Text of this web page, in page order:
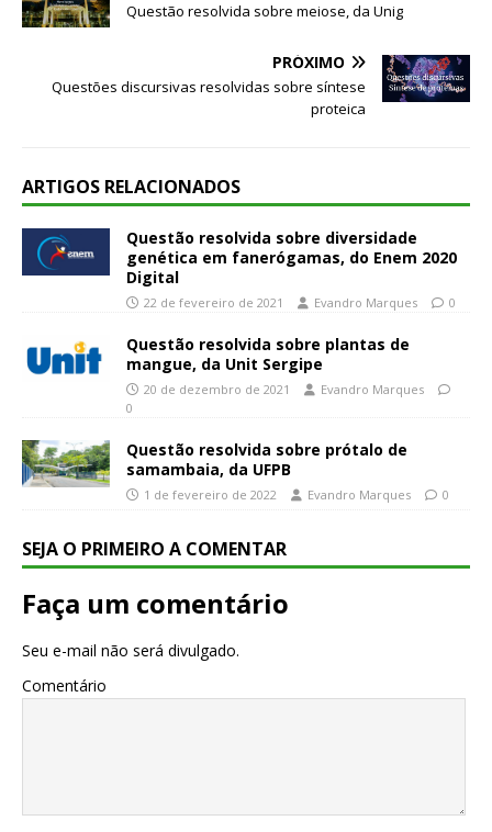
Questão resolvida sobre meiose, da Unig
PRÓXIMO
Questões discursivas resolvidas sobre síntese
proteica
ARTIGOS RELACIONADOS
Questão resolvida sobre diversidade
genética em fanerógamas, do Enem 2020
Digital
22 de fevereiro de 2021 Evandro Marques 0
Questão resolvida sobre plantas de
mangue, da Unit Sergipe
20 de dezembro de 2021
Evandro Marques
0
Questão resolvida sobre prótalo de
samambaia, da UFPB
1 de fevereiro de 2022 Evandro Marques 0
SEJA O PRIMEIRO A COMENTAR
Faça um comentário
Seu e-mail não será divulgado.
Comentário